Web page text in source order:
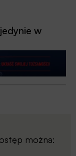
w
można: